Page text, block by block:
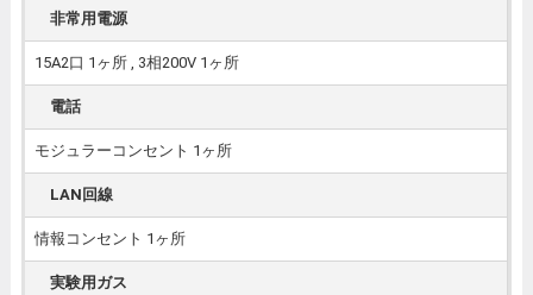
非常用電源
15A2口 1ヶ所 , 3相200V 1ヶ所
電話
モジュラーコンセント 1ヶ所
LAN回線
情報コンセント 1ヶ所
実験用ガス